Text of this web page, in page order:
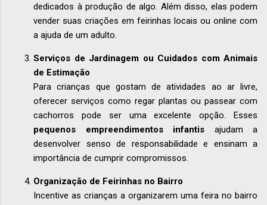
dedicados à produção de algo. Além disso, elas podem
vender suas criações em feirinhas locais ou online com
a ajuda de um adulto.
Serviços de Jardinagem ou Cuidados com Animais
de Estimação
Para crianças que gostam de atividades ao ar livre,
oferecer serviços como regar plantas ou passear com
cachorros pode ser uma excelente opção. Esses
pequenos empreendimentos infantis ajudam a
desenvolver senso de responsabilidade e ensinam a
importância de cumprir compromissos.
Organização de Feirinhas no Bairro
Incentive as crianças a organizarem uma feira no bairro